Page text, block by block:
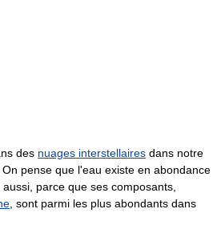
des nuages interstellaires dans notre
. On pense que l'eau existe en abondance
parce que ses composants,
, sont parmi les plus abondants dans